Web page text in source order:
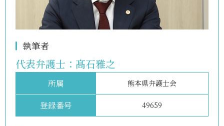
執筆者
代表弁護士： 髙石雅之
所属 熊本県弁護士会
登録番号 49659